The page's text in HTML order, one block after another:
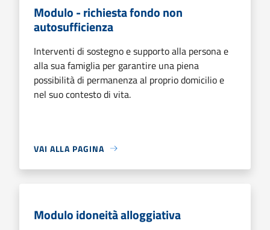
Modulo - richiesta fondo non
autosufficienza
Interventi di sostegno e supporto alla persona e
alla sua famiglia per garantire una piena
possibilità di permanenza al proprio domicilio e
nel suo contesto di vita.
VAI ALLA PAGINA
Modulo idoneità alloggiativa